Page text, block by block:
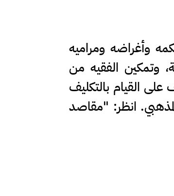
وأغراضه ومراميه
وتمكين الفقيه من
القيام بالتكليف
انظر: "مقاصد